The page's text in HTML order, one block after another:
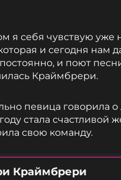
я себя чувствую уже
и сегодня нам
и поют
Краймбрери.
певица говорила
стала
свою команду.
Краймбрери